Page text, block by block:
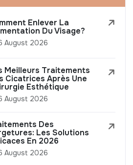
Enlever La
Du Visage?
August 2026
Meilleurs Traitements
Cicatrices Après Une
Esthétique
August 2026
Des
Les Solutions
En 2026
August 2026